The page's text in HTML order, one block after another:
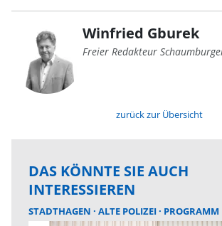
Winfried Gburek
Freier Redakteur
zurück zur Übersicht
DAS KÖNNTE SIE AUCH
INTERESSIEREN
STADTHAGEN ALTE POLIZEI PROGRAMM